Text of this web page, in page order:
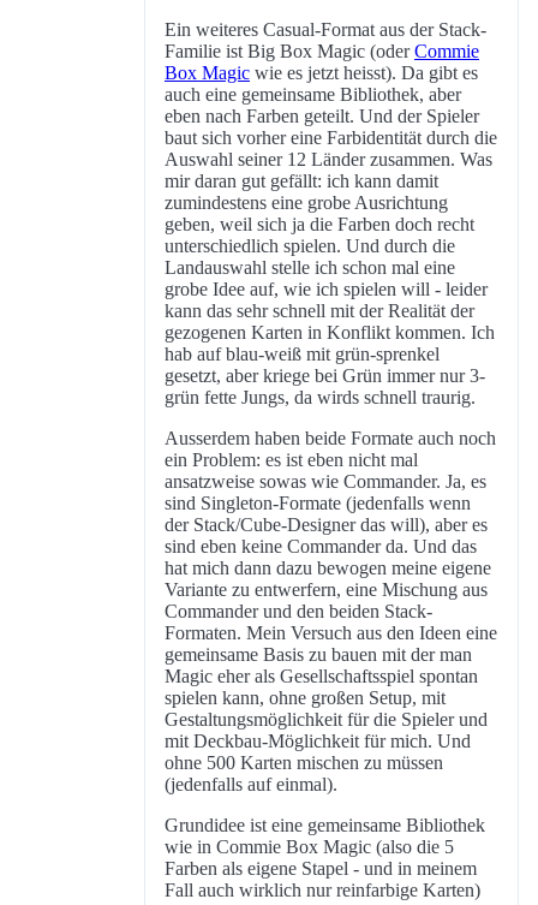
Ein weiteres Casual-Format aus der Stack-
Familie ist Big Box Magic (oderCommie
Box Magic wie es jetzt heisst). Da gibt es
auch eine gemeinsame Bibliothek, aber
eben nach Farben geteilt. Und der Spieler
baut sich vorher eine Farbidentität durch die
Auswahl seiner 12 Länder zusammen. Was
mir daran gut gefällt: ich kann damit
zumindestens eine grobe Ausrichtung
geben, weil sich ja die Farben doch recht
unterschiedlich spielen. Und durch die
Landauswahl stelle ich schon mal eine
grobe Idee auf, wie ich spielen will - leider
kann das sehr schnell mit der Realität der
gezogenen Karten in Konflikt kommen. Ich
hab auf blau-weiß mit grün-sprenkel
gesetzt, aber kriege bei Grün immer nur 3-
grün fette Jungs, da wirds schnell traurig.
Ausserdem haben beide Formate auch noch
ein Problem: es ist eben nicht mal
ansatzweise sowas wie Commander. Ja, es
sind Singleton-Formate (jedenfalls wenn
der Stack/Cube-Designer das will), aber es
sind eben keine Commander da. Und das
hat mich dann dazu bewogen meine eigene
Variante zu entwerfern, eine Mischung aus
Commander und den beiden Stack-
Formaten. Mein Versuch aus den Ideen eine
gemeinsame Basis zu bauen mit der man
Magic eher als Gesellschaftsspiel spontan
spielen kann, ohne großen Setup, mit
Gestaltungsmöglichkeit für die Spieler und
mit Deckbau-Möglichkeit für mich. Und
ohne 500 Karten mischen zu müssen
(jedenfalls auf einmal).
Grundidee ist eine gemeinsame Bibliothek
wie in Commie Box Magic (also die 5
Farben als eigene Stapel - und in meinem
Fall auch wirklich nur reinfarbige Karten)